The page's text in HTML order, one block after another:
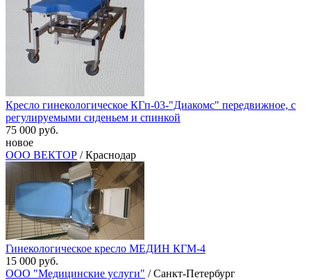
Кресло гинекологическое КГп-03-"Диакомс" передвижное, с
регулируемыми сиденьем и спинкой
75 000 руб.
новое
ООО ВЕКТОР / Краснодар
Гинекологическое кресло МЕДИН КГМ-4
15 000 руб.
ООО "Медицинские услуги" / Санкт-Петербург